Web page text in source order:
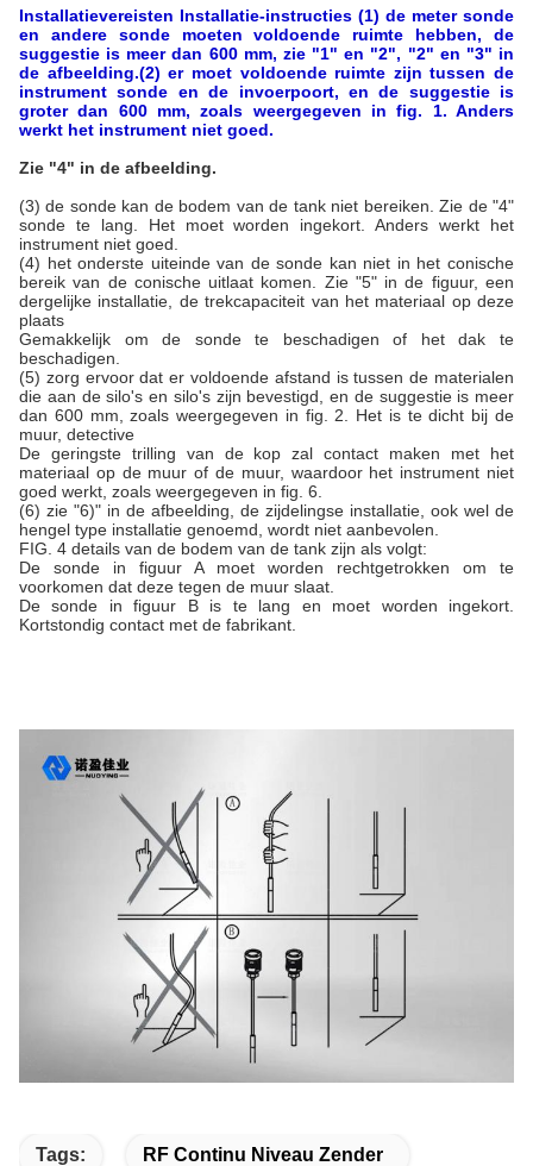
Installatievereisten Installatie-instructies (1) de meter sonde
en andere sonde moeten voldoende ruimte hebben, de
suggestie is meer dan 600 mm, zie "1" en "2", "2" en "3" in
de afbeelding.(2) er moet voldoende ruimte zijn tussen de
instrument sonde en de invoerpoort, en de suggestie is
groter dan 600 mm, zoals weergegeven in fig. 1. Anders
werkt het instrument niet goed.
Zie "4" in de afbeelding.
(3) de sonde kan de bodem van de tank niet bereiken. Zie de "4"
sonde te lang. Het moet worden ingekort. Anders werkt het
instrument niet goed.
(4) het onderste uiteinde van de sonde kan niet in het conische
bereik van de conische uitlaat komen. Zie "5" in de figuur, een
dergelijke installatie, de trekcapaciteit van het materiaal op deze
plaats
Gemakkelijk om de sonde te beschadigen of het dak te
beschadigen.
(5) zorg ervoor dat er voldoende afstand is tussen de materialen
die aan de silo's en silo's zijn bevestigd, en de suggestie is meer
dan 600 mm, zoals weergegeven in fig. 2. Het is te dicht bij de
muur, detective
De geringste trilling van de kop zal contact maken met het
materiaal op de muur of de muur, waardoor het instrument niet
goed werkt, zoals weergegeven in fig. 6.
(6) zie "6)" in de afbeelding, de zijdelingse installatie, ook wel de
hengel type installatie genoemd, wordt niet aanbevolen.
FIG. 4 details van de bodem van de tank zijn als volgt:
De sonde in figuur A moet worden rechtgetrokken om te
voorkomen dat deze tegen de muur slaat.
De sonde in figuur B is te lang en moet worden ingekort.
Kortstondig contact met de fabrikant.
Tags: RF Continu Niveau Zender